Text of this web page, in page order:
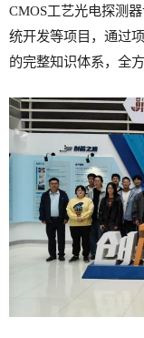
CMOS工艺光电探测
统开发等项目，通过
的完整知识体系，全